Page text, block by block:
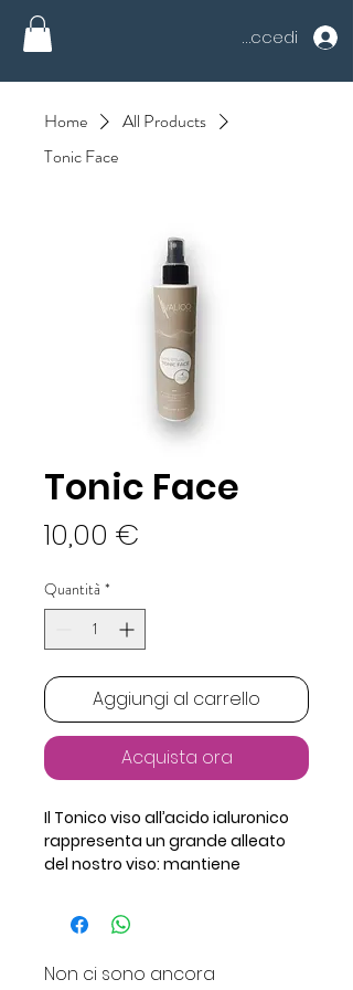
Accedi
Home
All Products
Tonic Face
Tonic Face
10,00 €
Quantità *
Aggiungi al carrello
Acquista ora
Il Tonico viso all’acido ialuronico
rappresenta un grande alleato
del nostro viso: mantiene
garantisce una pulizia più
intensa e accurata. Infatti,
rimuovendo le eventuali tracce di
Non ci sono ancora